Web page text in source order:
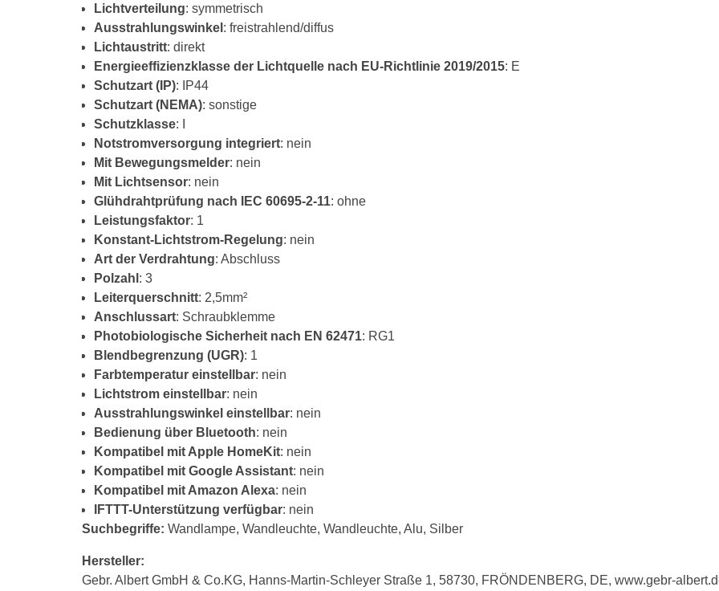
Lichtverteilung: symmetrisch
Ausstrahlungswinkel : freistrahlend/diffus
Lichtaustritt: direkt
Energieeffizienzklasse der Lichtquelle nach EU-Richtlinie 2019/2015: E
Schutzart (IP): IP44
Schutzart (NEMA): sonstige
Schutzklasse: I
Notstromversorgung integriert: nein
Mit Bewegungsmelder: nein
Mit Lichtsensor: nein
Glühdrahtprüfung nach IEC 60695-2-11: ohne
Leistungsfaktor: 1
Konstant-Lichtstrom-Regelung: nein
Art der Verdrahtung: Abschluss
Polzahl : 3
Leiterquerschnitt: 2,5mm²
Anschlussart: Schraubklemme
Photobiologische Sicherheit nach EN 62471: RG1
Blendbegrenzung (UGR): 1
Farbtemperatur einstellbar: nein
Lichtstrom einstellbar: nein
Ausstrahlungswinkel einstellbar: nein
Bedienung über Bluetooth: nein
Kompatibel mit Apple HomeKit: nein
Kompatibel mit Google Assistant: nein
Kompatibel mit Amazon Alexa: nein
IFTTT-Unterstützung verfügbar: nein
Suchbegriffe: Wandlampe, Wandleuchte, Wandleuchte, Alu, Silber
Hersteller:
Gebr. Albert GmbH & Co.KG, Hanns-Martin-Schleyer Straße 1, 58730, FRÖNDENBERG, DE, www.gebr-